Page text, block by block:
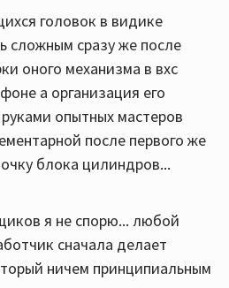
головок в видике
сложным сразу же после
оного механизма в вхс
а организация его
опытных мастеров
после первого же
блока цилиндров...
я не спорю... любой
сначала делает
ничем принципиальным